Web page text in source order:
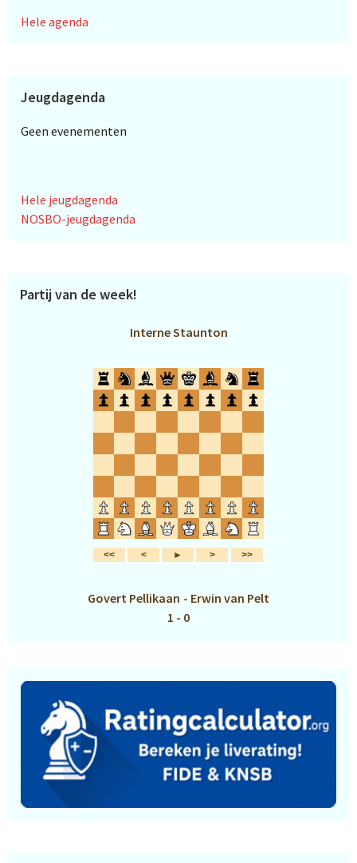
Hele agenda
Jeugdagenda
Geen evenementen
Hele jeugdagenda
NOSBO-jeugdagenda
Partij van de week!
Interne Staunton
Govert Pellikaan - Erwin van Pelt
1 - 0